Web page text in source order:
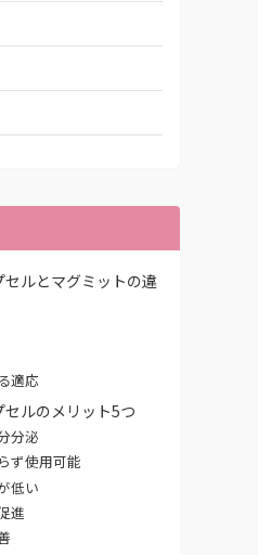
セルとマグミットの違
適応
ルのメリット5つ
分泌
ず使用可能
低い
進